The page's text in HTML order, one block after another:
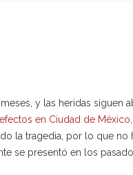
y las heridas siguen
en Ciudad de
la tragedia, por lo que
se presentó en los